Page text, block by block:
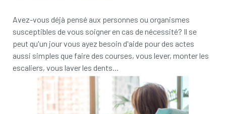
Avez-vous déjà pensé aux personnes ou organismes
susceptibles de vous soigner en cas de nécessité? Il se
peut qu'un jour vous ayez besoin d'aide pour des actes
aussi simples que faire des courses, vous lever, monter les
escaliers, vous laver les dents...